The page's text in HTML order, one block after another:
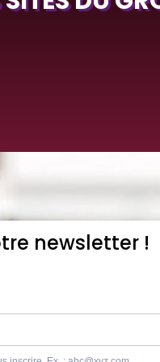
newsletter !